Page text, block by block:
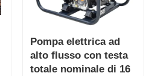
Pompa elettrica ad
alto flusso con testa
totale nominale di 16